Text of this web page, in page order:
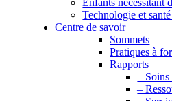
Enfants nécessitant
Technologie et
Centre de savoir
Sommets
Pratiques à
Rapports
– Soins
–